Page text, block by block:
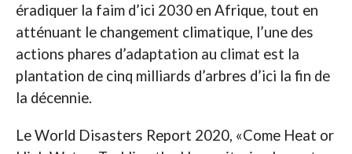
éradiquer la faim d’ici 2030 en Afrique, tout en
atténuant le changement climatique, l’une des
actions phares d’adaptation au climat est la
plantation de cinq milliards d’arbres d’ici la fin de
la décennie.
Le World Disasters Report 2020, «Come Heat or